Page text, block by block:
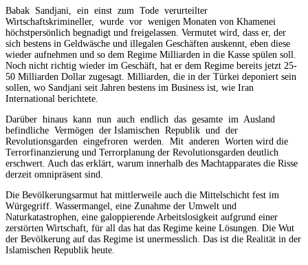
Babak Sandjani, ein einst zum Tode verurteilter
Wirtschaftskrimineller, wurde vor wenigen Monaten von Khamenei
höchstpersönlich begnadigt und freigelassen. Vermutet wird, dass er, der
sich bestens in Geldwäsche und illegalen Geschäften auskennt, eben diese
wieder aufnehmen und so dem Regime Milliarden in die Kasse spülen soll.
Noch nicht richtig wieder im Geschäft, hat er dem Regime bereits jetzt 25-
50 Milliarden Dollar zugesagt. Milliarden, die in der Türkei deponiert sein
sollen, wo Sandjani seit Jahren bestens im Business ist, wie Iran
International berichtete.
Darüber hinaus kann nun auch endlich das gesamte im Ausland
befindliche Vermögen der Islamischen Republik und der
Revolutionsgarden eingefroren werden. Mit anderen Worten wird die
Terrorfinanzierung und Terrorplanung der Revolutionsgarden deutlich
erschwert. Auch das erklärt, warum innerhalb des Machtapparates die Risse
derzeit omnipräsent sind.
Die Bevölkerungsarmut hat mittlerweile auch die Mittelschicht fest im
Würgegriff. Wassermangel, eine Zunahme der Umwelt und
Naturkatastrophen, eine galoppierende Arbeitslosigkeit aufgrund einer
zerstörten Wirtschaft, für all das hat das Regime keine Lösungen. Die Wut
der Bevölkerung auf das Regime ist unermesslich. Das ist die Realität in der
Islamischen Republik heute.